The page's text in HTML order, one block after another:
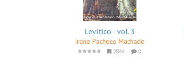
Levítico - vol. 3
Irene Pacheco Machado
2844 0